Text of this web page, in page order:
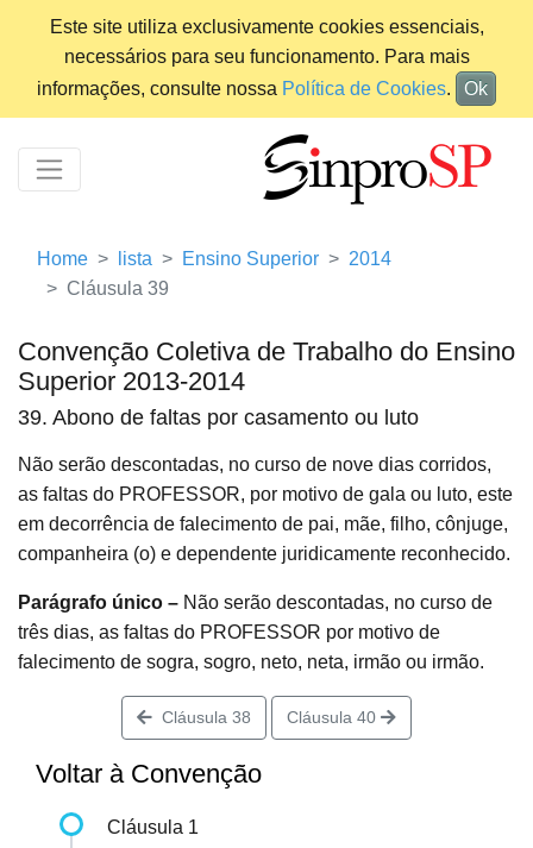
Este site utiliza exclusivamente cookies essenciais,
necessários para seu funcionamento. Para mais
informações, consulte nossa Política de Cookies. Ok
Home lista Ensino Superior
2014
Cláusula 39
Convenção Coletiva de Trabalho do Ensino
Superior 2013-2014
39. Abono de faltas por casamento ou luto
Não serão descontadas, no curso de nove dias corridos,
as faltas do PROFESSOR, por motivo de gala ou luto, este
em decorrência de falecimento de pai, mãe, filho, cônjuge,
companheira (o) e dependente juridicamente reconhecido.
Parágrafo único – Não serão descontadas, no curso de
três dias, as faltas do PROFESSOR por motivo de
falecimento de sogra, sogro, neto, neta, irmão ou irmão.
Cláusula 38 Cláusula 40
Voltar à Convenção
Cláusula 1